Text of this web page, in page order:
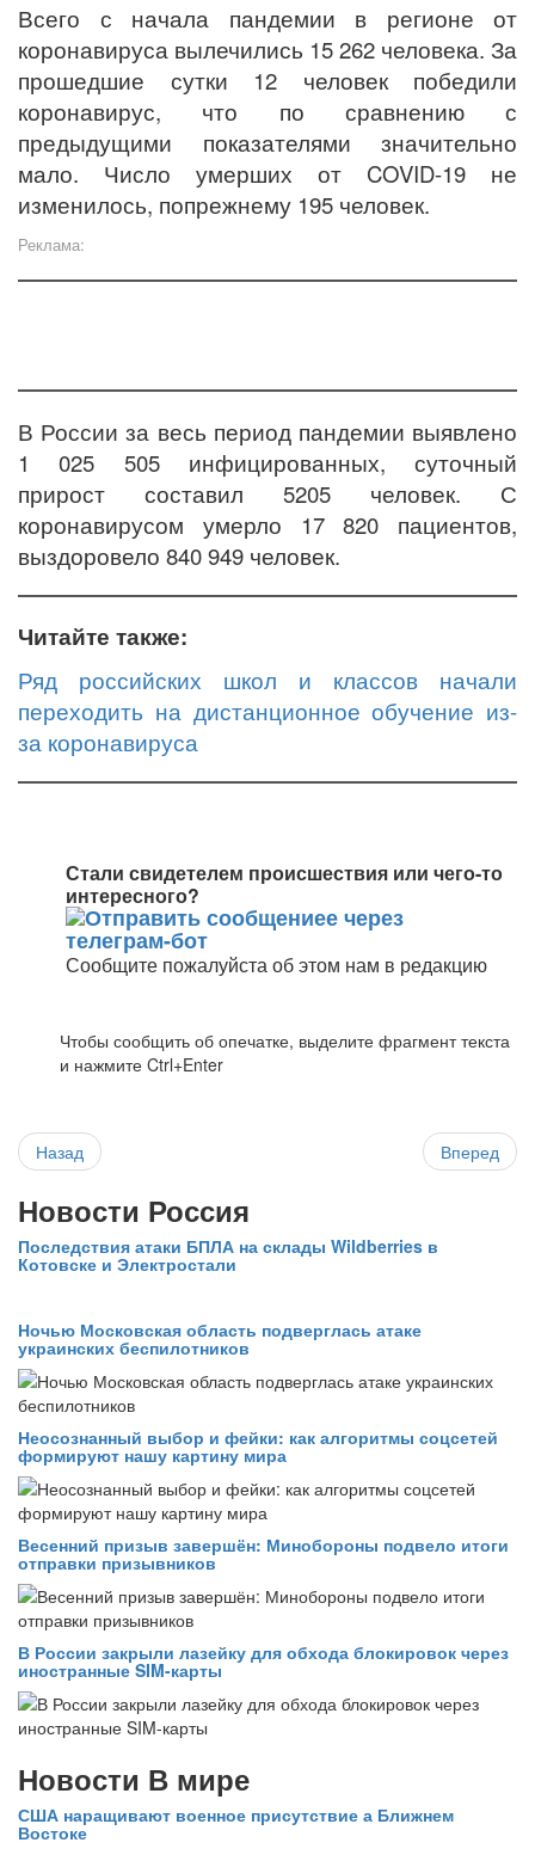
Всего с начала пандемии в регионе от
коронавируса вылечились 15 262 человека. За
прошедшие сутки 12 человек победили
коронавирус, что по сравнению с
предыдущими показателями значительно
мало. Число умерших от COVID-19 не
изменилось, попрежнему 195 человек.
Реклама:
В России за весь период пандемии выявлено
1 025 505 инфицированных, суточный
прирост составил 5205 человек. С
коронавирусом умерло 17 820 пациентов,
выздоровело 840 949 человек.
Читайте также:
Ряд российских школ и классов начали
переходить на дистанционное обучение из-
за коронавируса
Стали свидетелем происшествия или чего-то
интересного?
Сообщите пожалуйста об этом нам в редакцию
Чтобы сообщить об опечатке, выделите фрагмент текста
и нажмите Ctrl+Enter
Назад Вперед
Новости Россия
Последствия атаки БПЛА на склады Wildberries в
Котовске и Электростали
Ночью Московская область подверглась атаке
украинских беспилотников
Неосознанный выбор и фейки: как алгоритмы соцсетей
формируют нашу картину мира
Весенний призыв завершён: Минобороны подвело итоги
отправки призывников
В России закрыли лазейку для обхода блокировок через
иностранные SIM-карты
Новости В мире
США наращивают военное присутствие а Ближнем
Востоке